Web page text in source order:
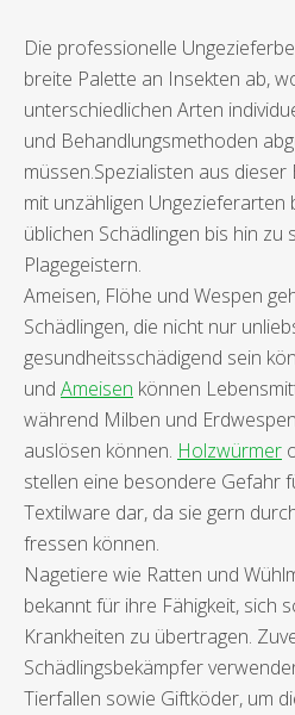
Die professionelle
breite Palette an Insekten ab,
unterschiedlichen Arten
und Behandlungsmethoden
müssen.Spezialisten aus
mit unzähligen Ungezieferarten
üblichen Schädlingen bis hin zu
Plagegeistern.
Ameisen, Flöhe und Wespen
Schädlingen, die nicht nur
gesundheitsschädigend sein
und Ameisen können
während Milben und
auslösen können. Holzwürmer
stellen eine besondere Gefahr
Textilware dar, da sie gern
fressen können.
Nagetiere wie Ratten und
bekannt für ihre Fähigkeit, sich
Krankheiten zu übertragen.
Schädlingsbekämpfer
Tierfallen sowie Giftköder, um